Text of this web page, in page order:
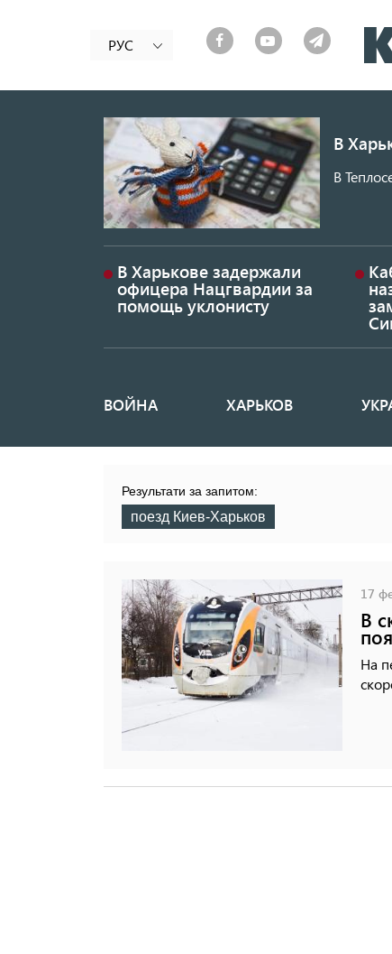
РУС
В
В
В Харькове задержали
офицера Нацгвардии за
помощь уклонисту
Основная
ВОЙНА ХАРЬКОВ
Результати за запитом:
поезд Киев-Харьков
17
В
На